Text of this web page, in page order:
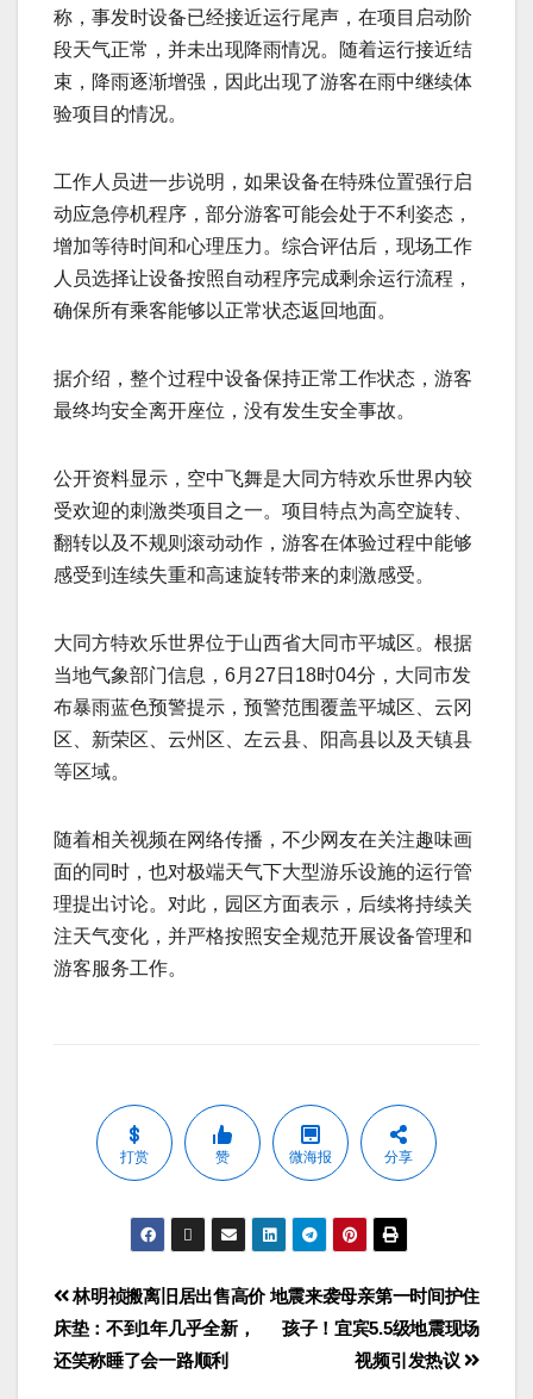
称，事发时设备已经接近运行尾声，在项目启动阶
段天气正常，并未出现降雨情况。随着运行接近结
束，降雨逐渐增强，因此出现了游客在雨中继续体
验项目的情况。
工作人员进一步说明，如果设备在特殊位置强行启
动应急停机程序，部分游客可能会处于不利姿态，
增加等待时间和心理压力。综合评估后，现场工作
人员选择让设备按照自动程序完成剩余运行流程，
确保所有乘客能够以正常状态返回地面。
据介绍，整个过程中设备保持正常工作状态，游客
最终均安全离开座位，没有发生安全事故。
公开资料显示，空中飞舞是大同方特欢乐世界内较
受欢迎的刺激类项目之一。项目特点为高空旋转、
翻转以及不规则滚动动作，游客在体验过程中能够
感受到连续失重和高速旋转带来的刺激感受。
大同方特欢乐世界位于山西省大同市平城区。根据
当地气象部门信息，6月27日18时04分，大同市发
布暴雨蓝色预警提示，预警范围覆盖平城区、云冈
区、新荣区、云州区、左云县、阳高县以及天镇县
等区域。
随着相关视频在网络传播，不少网友在关注趣味画
面的同时，也对极端天气下大型游乐设施的运行管
理提出讨论。对此，园区方面表示，后续将持续关
注天气变化，并严格按照安全规范开展设备管理和
游客服务工作。
打赏 赞 微海报 分享
地震来袭母亲第一时间护住
孩子！宜宾5.5级地震现场
视频引发热议
林明祯搬离旧居出售高价
床垫：不到1年几乎全新，
还笑称睡了会一路顺利